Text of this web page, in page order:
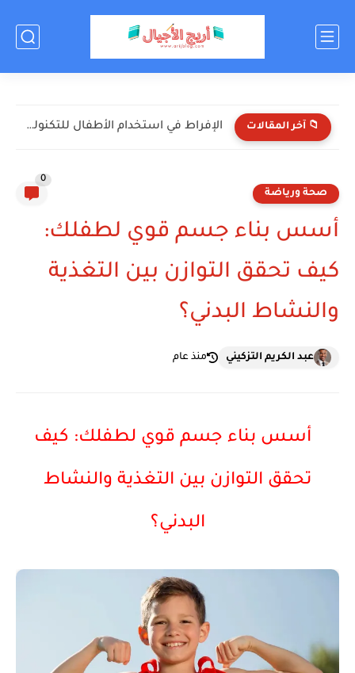
📁 آخر المقالات الإفراط في استخدام الأطفال للتكنولوجيا: الأضرار والحلول
صحة ورياضة
0
أسس بناء جسم قوي لطفلك:
كيف تحقق التوازن بين التغذية
والنشاط البدني؟
عبد الكريم التزكيني منذ عام
أسس بناء جسم قوي لطفلك: كيف
تحقق التوازن بين التغذية والنشاط
البدني؟